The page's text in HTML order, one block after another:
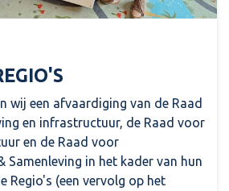
wij een afvaardiging van de Raad
en infrastructuur, de Raad voor
en de Raad voor
Samenleving in het kader van hun
Regio's (een vervolg op het